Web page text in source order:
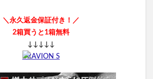
＼永久返金保証付き！／
2箱買うと1箱無料
↓↓↓↓↓
BRAVION S